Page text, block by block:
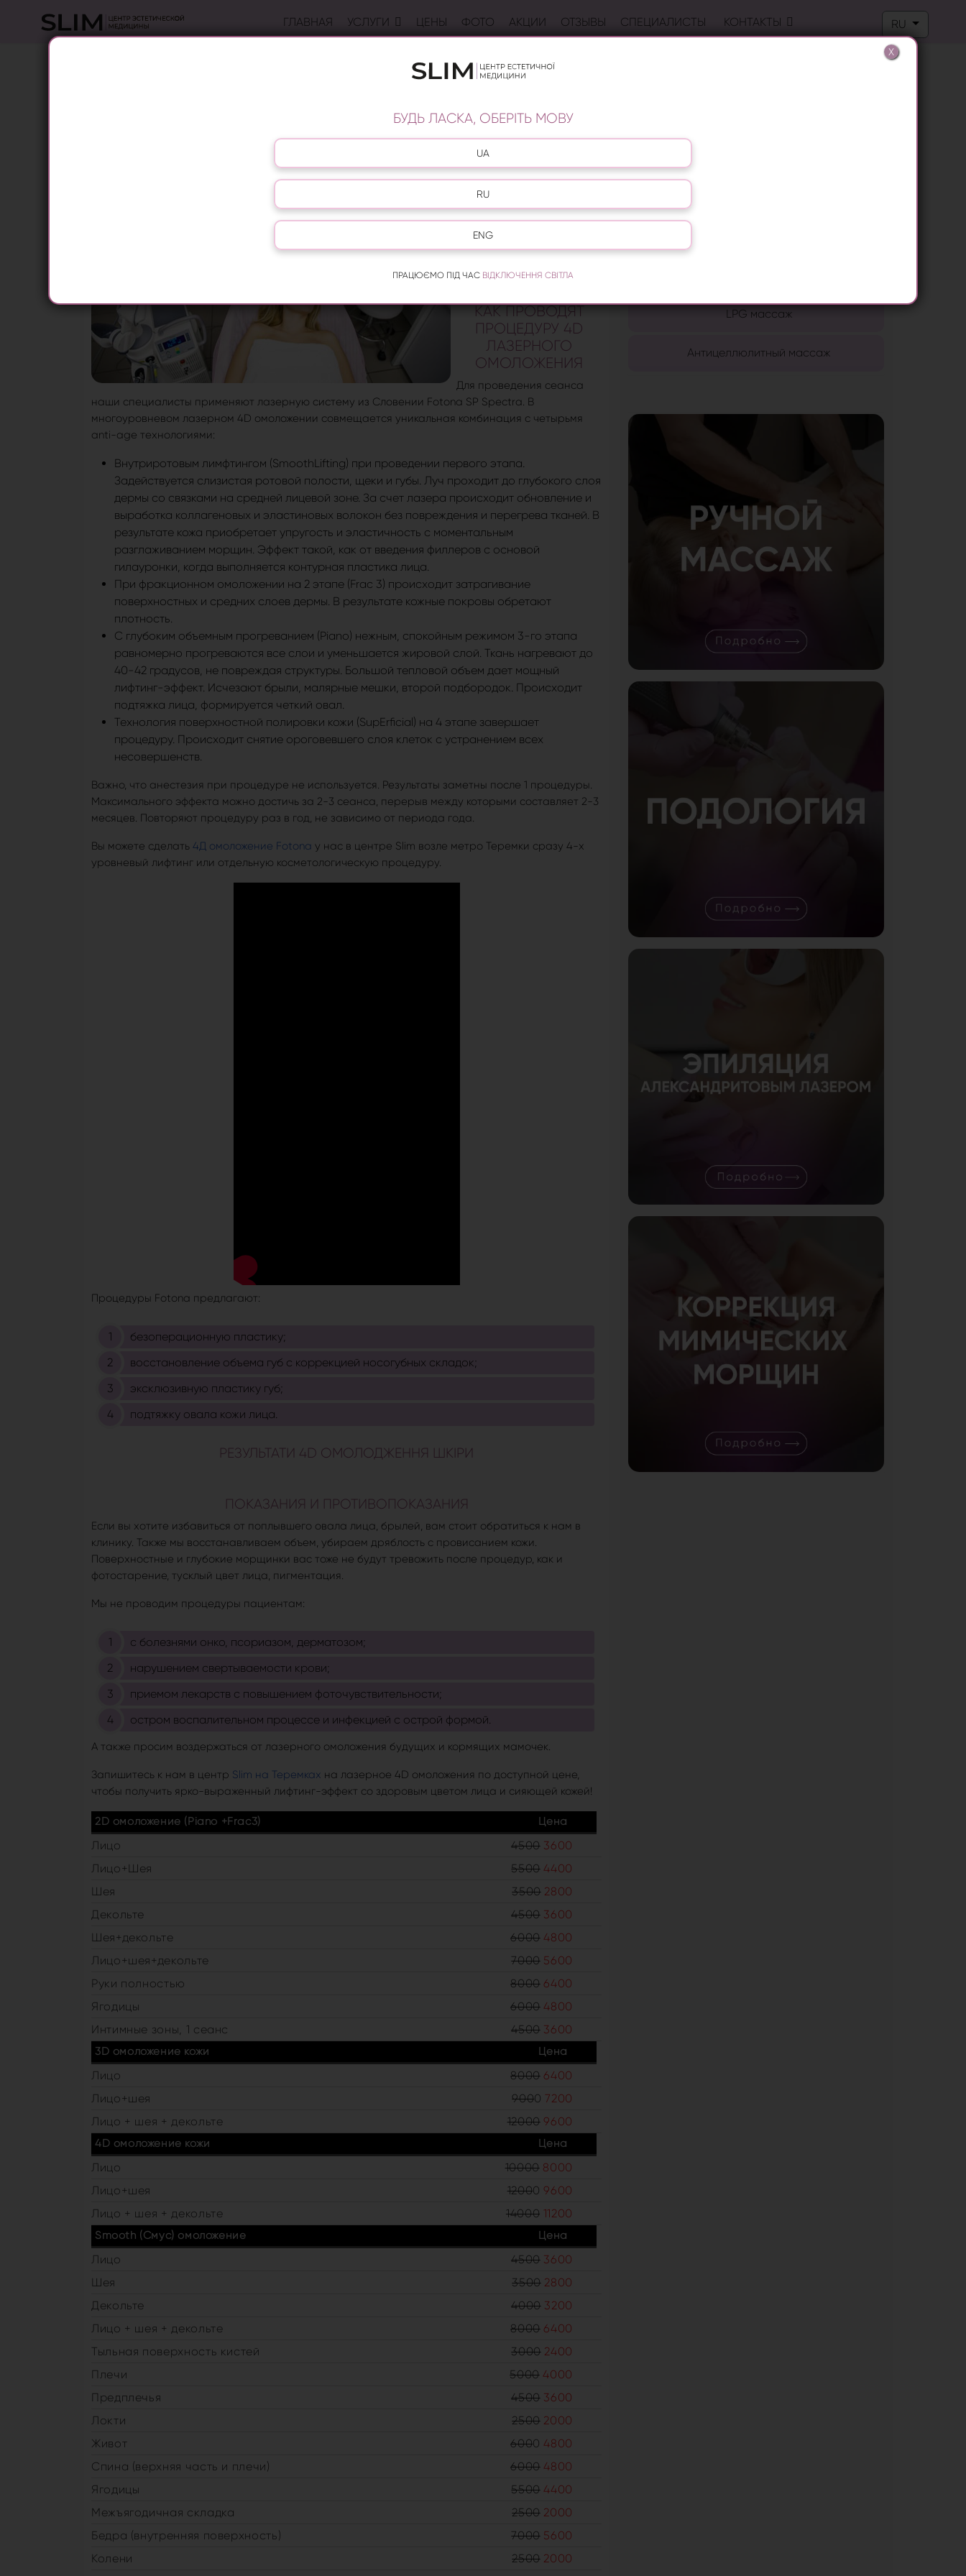
ГЛАВНАЯ УСЛУГИ ЦЕНЫ ФОТО АКЦИИ ОТЗЫВЫ СПЕЦИАЛИСТЫ КОНТАКТЫ Выберите язык
RU
4D ОМОЛОЖЕНИЕ FOTONA НА ТЕРЕМКАХ
безопасных методик со
впечатляющим
результатом лазерных
методик, которые
сеанс. Причем
хирургическое
отсутствует.
КАК ПРОВОДЯТ
ПРОЦЕДУРУ 4D
ЛАЗЕРНОГО
ОМОЛОЖЕНИЯ
Для проведения сеанса
наши специалисты применяют лазерную систему из Словении Fotona SP Spectra. В
многоуровневом лазерном 4D омоложении совмещается уникальная комбинация с четырьмя
anti-age технологиями:
Внутриротовым лимфтингом (SmoothLifting) при проведении первого этапа.
Задействуется слизистая ротовой полости, щеки и губы. Луч проходит до глубокого слоя
дермы со связками на средней лицевой зоне. За счет лазера происходит обновление и
выработка коллагеновых и эластиновых волокон без повреждения и перегрева тканей. В
результате кожа приобретает упругость и эластичность с моментальным
разглаживанием морщин. Эффект такой, как от введения филлеров с основой
гилауронки, когда выполняется контурная пластика лица.
При фракционном омоложении на 2 этапе (Frac 3) происходит затрагивание
поверхностных и средних слоев дермы. В результате кожные покровы обретают
плотность.
С глубоким объемным прогреванием (Piano) нежным, спокойным режимом 3-го этапа
равномерно прогреваются все слои и уменьшается жировой слой. Ткань нагревают до
40-42 градусов, не повреждая структуры. Большой тепловой объем дает мощный
лифтинг-эффект. Исчезают брыли, малярные мешки, второй подбородок. Происходит
подтяжка лица, формируется четкий овал.
Технология поверхностной полировки кожи (SupErficial) на 4 этапе завершает
процедуру. Происходит снятие ороговевшего слоя клеток с устранением всех
несовершенств.
Важно, что анестезия при процедуре не используется. Результаты заметны после 1 процедуры.
Максимального эффекта можно достичь за 2-3 сеанса, перерыв между которыми составляет 2-3
месяцев. Повторяют процедуру раз в год, не зависимо от периода года.
Вы можете сделать 4Д омоложение Fotona у нас в центре Slim возле метро Теремки сразу 4-х
уровневый лифтинг или отдельную косметологическую процедуру.
Процедуры Fotona предлагают:
безоперационную пластику;
восстановление объема губ с коррекцией носогубных складок;
эксклюзивную пластику губ;
подтяжку овала кожи лица.
РЕЗУЛЬТАТИ 4D ОМОЛОДЖЕННЯ ШКІРИ
ПОКАЗАНИЯ И ПРОТИВОПОКАЗАНИЯ
Если вы хотите избавиться от поплывшего овала лица, брылей, вам стоит обратиться к нам в
клинику. Также мы восстанавливаем объем, убираем дряблость с провисанием кожи.
Поверхностные и глубокие морщинки вас тоже не будут тревожить после процедур, как и
фотостарение, тусклый цвет лица, пигментация.
Мы не проводим процедуры пациентам:
с болезнями онко, псориазом, дерматозом;
нарушением свертываемости крови;
приемом лекарств с повышением фоточувствительности;
остром воспалительном процессе и инфекцией с острой формой.
А также просим воздержаться от лазерного омоложения будущих и кормящих мамочек.
Запишитесь к нам в центр Slim на Теремках на лазерное 4D омоложения по доступной цене,
чтобы получить ярко-выраженный лифтинг-эффект со здоровым цветом лица и сияющей кожей!
2D омоложение (Piano +Frac3) Цена
Лицо 4500 3600
Лицо+Шея
5500 4400
Шея
3500 2800
Декольте
4500 3600
Шея+декольте
6000 4800
Лицо+шея+декольте
7000 5600
Руки полностью
8000 6400
Ягодицы
6000 4800
Интимные зоны, 1 сеанс
4500 3600
3D омоложение кожи Цена
Лицо 8000 6400
Лицо+шея
9000 7200
Лицо + шея + декольте
12000 9600
4D омоложение кожи Цена
Лицо 10000 8000
Лицо+шея
12000 9600
Лицо + шея + декольте
14000 11200
Smooth (Смус) омоложение Цена
Лицо 4500 3600
Шея
3500 2800
Декольте
4000 3200
Лицо + шея + декольте
8000 6400
Тыльная поверхность кистей
3000 2400
Плечи
5000 4000
Предплечья
4500 3600
Локти
2500 2000
Живот
6000 4800
Спина (верхняя часть и плечи)
6000 4800
Ягодицы
5500 4400
Межъягодичная складка
2500 2000
Бедра (внутренняя поверхность)
7000 5600
Колени
2500 2000
LPG массаж
Антицеллюлитный массаж
БУДЬ ЛАСКА, ОБЕРІТЬ МОВУ
UA
RU
ENG
ПРАЦЮЄМО ПІД ЧАС ВІДКЛЮЧЕННЯ СВІТЛА
X